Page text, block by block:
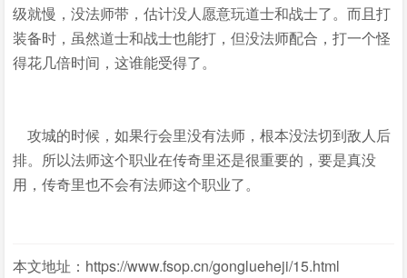
级就慢，没法师带，估计没人愿意玩道士和战士了。而且打
装备时，虽然道士和战士也能打，但没法师配合，打一个怪
得花几倍时间，这谁能受得了。
攻城的时候，如果行会里没有法师，根本没法切到敌人后
排。所以法师这个职业在传奇里还是很重要的，要是真没
用，传奇里也不会有法师这个职业了。
本文地址：https://www.fsop.cn/gonglueheji/15.html